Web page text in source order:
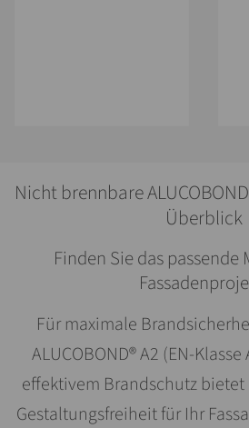
Nicht brennbare
Überblick
Finden Sie das
Für maximale
ALUCOBOND® A2 (EN-
effektivem Brandschutz
Gestaltungsfreiheit für Ihr